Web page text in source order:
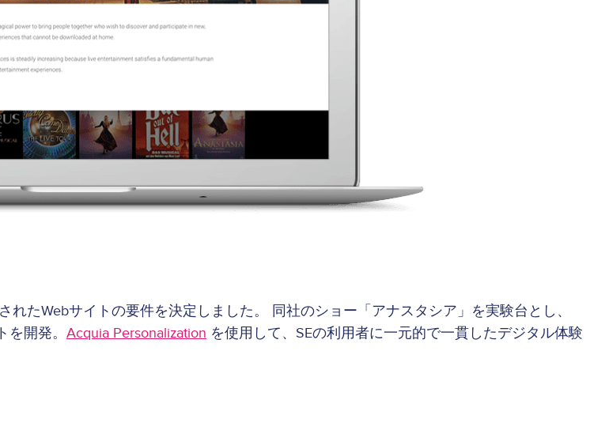
たWebサイトの要件を決定しました。 同社のショー「アナスタシア」を実験台とし、
開発。 Acquia Personalization を使用して、SEの利用者に一元的で一貫したデジタル体験